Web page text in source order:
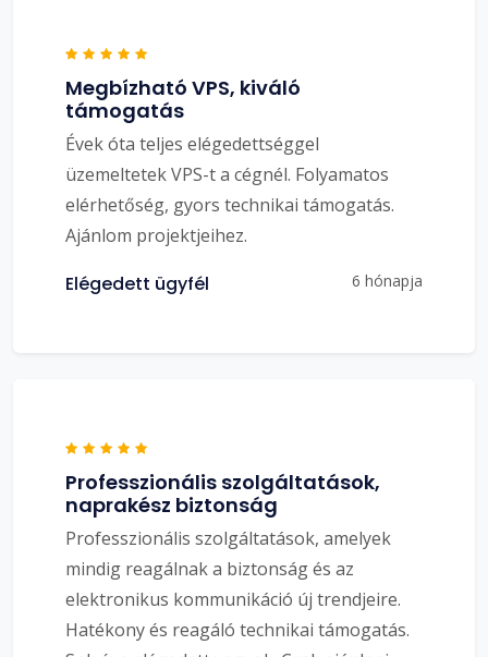
Megbízható VPS, kiváló
támogatás
Évek óta teljes elégedettséggel
üzemeltetek VPS-t a cégnél. Folyamatos
elérhetőség, gyors technikai támogatás.
Ajánlom projektjeihez.
Elégedett ügyfél 6 hónapja
Professzionális szolgáltatások,
naprakész biztonság
Professzionális szolgáltatások, amelyek
mindig reagálnak a biztonság és az
elektronikus kommunikáció új trendjeire.
Hatékony és reagáló technikai támogatás.